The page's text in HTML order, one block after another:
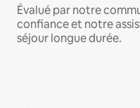
Évalué par notre
confiance et notre
séjour longue durée.